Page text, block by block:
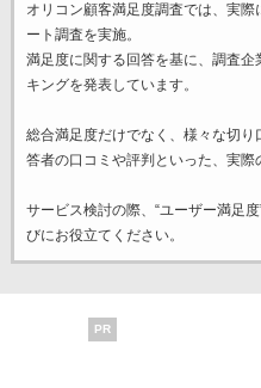
オリコン顧客満足度調査では、実際
ート調査を実施。
満足度に関する回答を基に、調査企
キングを発表しています。
総合満足度だけでなく、様々な切り
答者の口コミや評判といった、実際
サービス検討の際、“ユーザー満足
びにお役立てください。
PR